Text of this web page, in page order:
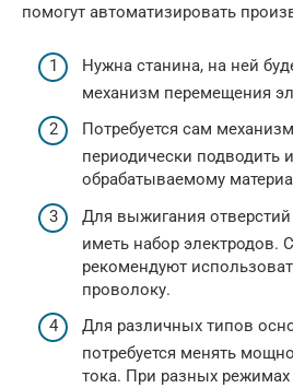
помогут автоматизировать
Нужна станина, на ней
механизм перемещения
Потребуется сам
периодически подводить
обрабатываемому
Для выжигания
иметь набор электродов.
рекомендуют
проволоку.
Для различных типов
потребуется менять
тока. При разных